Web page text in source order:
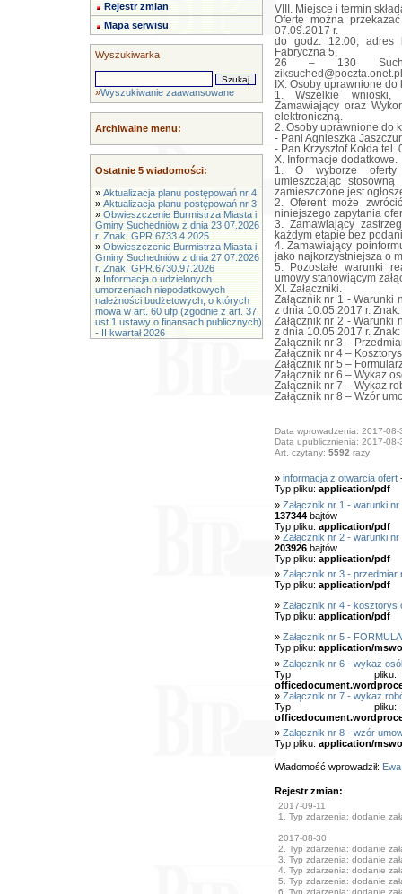
Rejestr zmian
Mapa serwisu
Wyszukiwarka
»Wyszukiwanie zaawansowane
Archiwalne menu:
Ostatnie 5 wiadomości:
» Aktualizacja planu postępowań nr 4
» Aktualizacja planu postępowań nr 3
» Obwieszczenie Burmistrza Miasta i
Gminy Suchedniów z dnia 23.07.2026
r. Znak: GPR.6733.4.2025
» Obwieszczenie Burmistrza Miasta i
Gminy Suchedniów z dnia 27.07.2026
r. Znak: GPR.6730.97.2026
» Informacja o udzielonych
umorzeniach niepodatkowych
należności budżetowych, o których
mowa w art. 60 ufp (zgodnie z art. 37
ust 1 ustawy o finansach publicznych)
- II kwartał 2026
VIII. Miejsce i termin
Ofertę można
07.09.2017 r.
do godz. 12:00, adres
Fabryczna 5,
26 – 130
ziksuched@poczta.onet.pl
IX. Osoby uprawnione do
1. Wszelkie wnioski,
Zamawiający oraz
elektroniczną.
2. Osoby uprawnione do
- Pani Agnieszka
- Pan Krzysztof Kołda tel.
X. Informacje dodatkowe.
1. O wyborze oferty
umieszczając
zamieszczone jest
2. Oferent może
niniejszego zapytania
3. Zamawiający
każdym etapie bez
4. Zamawiający
jako najkorzystniejsza o
5. Pozostałe warunki
umowy stanowiącym
XI. Załączniki.
Załącznik nr 1 -
z dnia 10.05.2017 r.
Załącznik nr 2 -
z dnia 10.05.2017 r.
Załącznik nr 3 –
Załącznik nr 4 –
Załącznik nr 5 –
Załącznik nr 6 – Wykaz
Załącznik nr 7 – Wykaz
Załącznik nr 8 – Wzór
Data wprowadzenia: 2017-08-
Data upublicznienia: 2017-08-
Art. czytany: 5592 razy
» informacja z otwarcia ofert
Typ pliku: application/pdf
» Załącznik nr 1 - warunki
137344bajtów
Typ pliku: application/pdf
» Załącznik nr 2 - warunki
203926bajtów
Typ pliku: application/pdf
» Załącznik nr 3 - przedmiar
Typ pliku: application/pdf
» Załącznik nr 4 - kosztorys
Typ pliku: application/pdf
» Załącznik nr 5 -
Typ pliku: application/
» Załącznik nr 6 - wykaz
Typ
» Załącznik nr 7 - wykaz
Typ
» Załącznik nr 8 - wzór
Typ pliku: application/
Wiadomość wprowadził:
Rejestr zmian:
2017-09-11
1. Typ zdarzenia: dodanie
2017-08-30
2. Typ zdarzenia: dodanie
3. Typ zdarzenia: dodanie
4. Typ zdarzenia: dodanie
5. Typ zdarzenia: dodanie
6. Typ zdarzenia: dodanie